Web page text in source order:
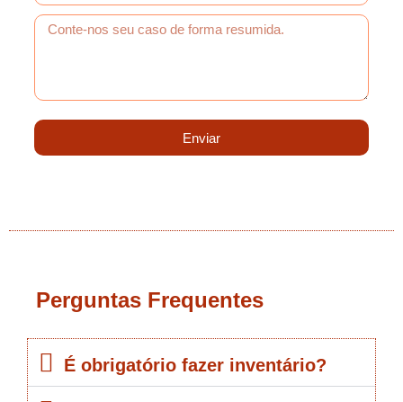
Enviar
Perguntas Frequentes
É obrigatório fazer inventário?